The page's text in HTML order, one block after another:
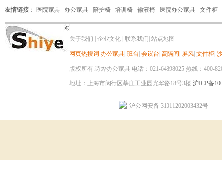
友情链接 ： 医院家具 办公家具 陪护椅 培训椅 输液椅 医院办公家具 文件柜
关于我们 企业文化 联系我们 站点地图
网页热搜词 办公家具 班台 会议台 高隔间 屏风 文件柜
版权所有:诗烨办公家具 电话：021-64898025 热线：400-
地址：上海市闵行区莘庄工业园光华路18号3楼 沪ICP备
沪公网安备 31011202003432号